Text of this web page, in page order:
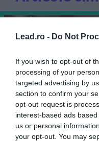
Lead.ro - Do Not
If you wish to opt-out of
processing of your
targeted advertising by
section to confirm your
opt-out request is
interest-based ads
us or personal
your opt-out. You may